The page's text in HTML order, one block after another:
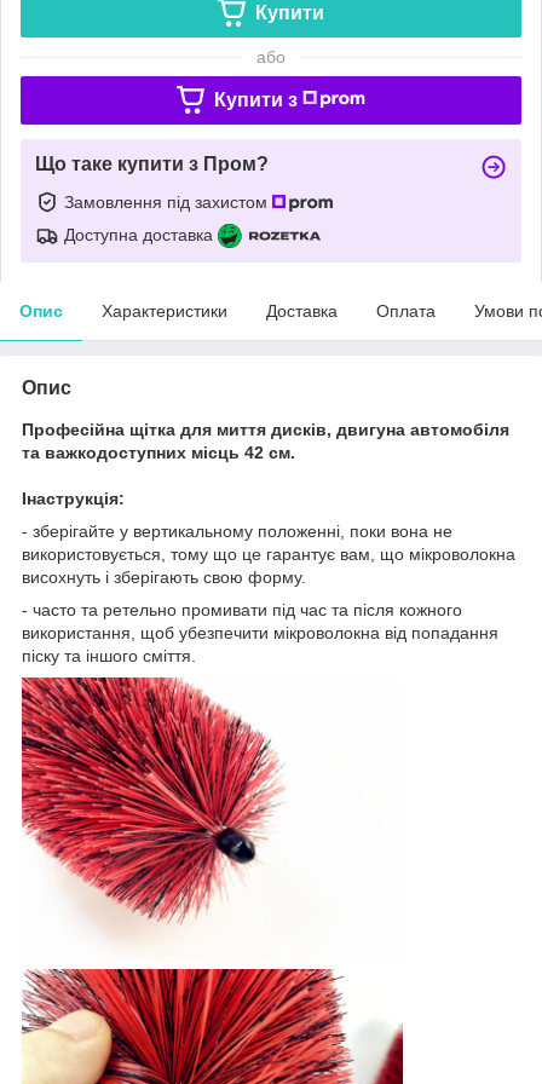
Купити
або
Купити з
Що таке купити з Пром?
Замовлення під захистом
Доступна доставка
Опис Характеристики Доставка Оплата Умови
Опис
Професійна щітка для миття дисків, двигуна автомобіля
та важкодоступних місць 42 см.
Інаструкція:
- зберігайте у вертикальному положенні, поки вона не
використовується, тому що це гарантує вам, що мікроволокна
висохнуть і зберігають свою форму.
- часто та ретельно промивати під час та після кожного
використання, щоб убезпечити мікроволокна від попадання
піску та іншого сміття.